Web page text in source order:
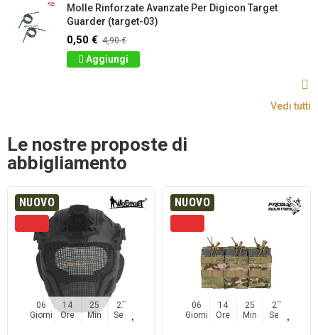
Molle Rinforzate Avanzate Per Digicon Target
Guarder (target-03)
0,50 € 4,90 €
Aggiungi
Vedi tutti
Le nostre proposte di
abbigliamento
NUOVO
06
Giorni
14
Ore
25
Min
26
Sec
NUOVO
06
Giorni
14
Ore
25
Min
26
Sec